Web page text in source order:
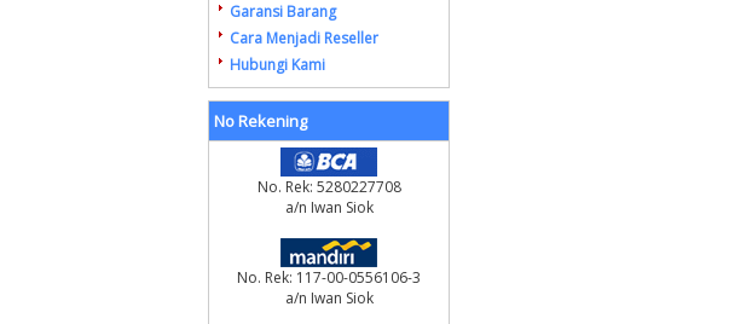
Garansi Barang
Cara Menjadi Reseller
Hubungi Kami
No Rekening
No. Rek: 5280227708
a/n Iwan Siok
No. Rek: 117-00-0556106-3
a/n Iwan Siok